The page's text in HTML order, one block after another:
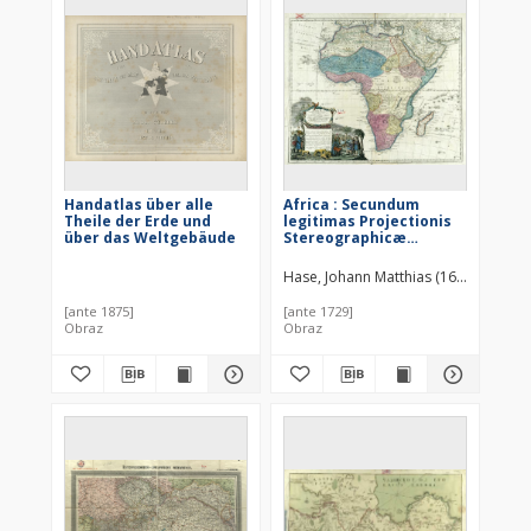
Handatlas über alle
Theile der Erde und
über das Weltgebäude
[ante 1875]
Obraz
Africa : Secundum
legitimas Projectionis
Stereographicæ
recentissimas
relationes et
observationes in
subsidium vocatis
quoque veterum Leonis
Geographi [...]
Hase, Johann Matthias (1684–1742)
[ante 1729]
Obraz